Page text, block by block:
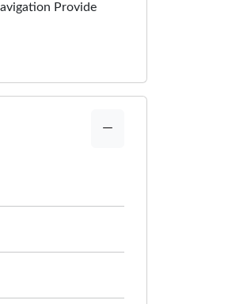
Provide